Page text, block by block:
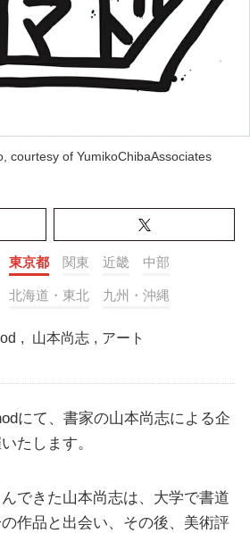
courtesy of YumikoChibaAssociates
東京都 関東 近畿 中部
北海道・東北 九州・沖縄
, 山本尚志 , アート
にて、書家の山本尚志による企
たします。
できた山本尚志は、大学で書道
作品と出会い、その後、美術評